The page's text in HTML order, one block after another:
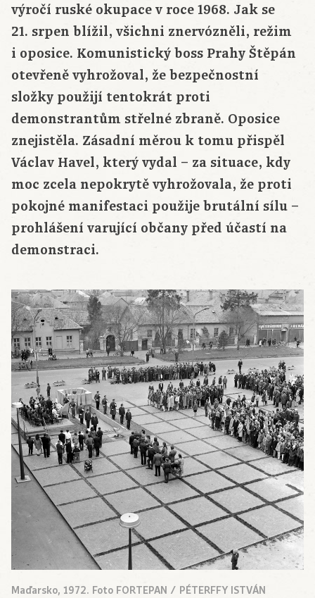
výročí ruské okupace v roce 1968. Jak se
21. srpen blížil, všichni znervózněli, režim
i oposice. Komunistický boss Prahy Štěpán
otevřeně vyhrožoval, že bezpečnostní
složky použijí tentokrát proti
demonstrantům střelné zbraně. Oposice
znejistěla. Zásadní měrou k tomu přispěl
Václav Havel, který vydal – za situace, kdy
moc zcela nepokrytě vyhrožovala, že proti
pokojné manifestaci použije brutální sílu –
prohlášení varující občany před účastí na
demonstraci.
Maďarsko, 1972. Foto FORTEPAN / PÉTERFFY ISTVÁN